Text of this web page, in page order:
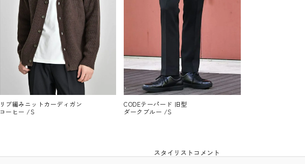
リブ編みニットカーディガン
コーヒー /S
CODEテーパード 旧型
ダークブルー /S
スタイリストコメント